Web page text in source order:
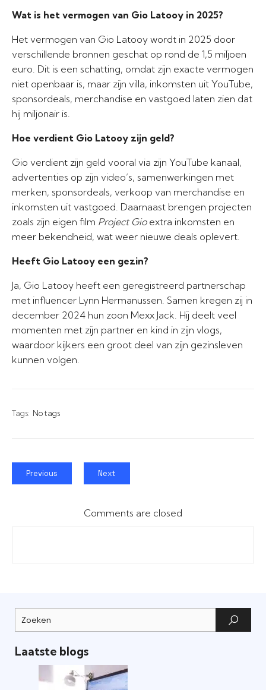
Wat is het vermogen van Gio Latooy in 2025?
Het vermogen van Gio Latooy wordt in 2025 door
verschillende bronnen geschat op rond de 1,5 miljoen
euro. Dit is een schatting, omdat zijn exacte vermogen
niet openbaar is, maar zijn villa, inkomsten uit YouTube,
sponsordeals, merchandise en vastgoed laten zien dat
hij miljonair is.
Hoe verdient Gio Latooy zijn geld?
Gio verdient zijn geld vooral via zijn YouTube kanaal,
advertenties op zijn video’s, samenwerkingen met
merken, sponsordeals, verkoop van merchandise en
inkomsten uit vastgoed. Daarnaast brengen projecten
zoals zijn eigen film Project Gioextra inkomsten en
meer bekendheid, wat weer nieuwe deals oplevert.
Heeft Gio Latooy een gezin?
Ja, Gio Latooy heeft een geregistreerd partnerschap
met influencer Lynn Hermanussen. Samen kregen zij in
december 2024 hun zoon Mexx Jack. Hij deelt veel
momenten met zijn partner en kind in zijn vlogs,
waardoor kijkers een groot deel van zijn gezinsleven
kunnen volgen.
Tags: No tags
Previous Next
Comments are closed
Laatste blogs